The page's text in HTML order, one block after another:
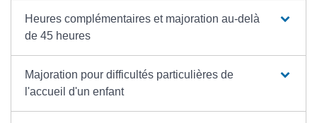
Heures complémentaires et majoration au-delà
de 45 heures
Majoration pour difficultés particulières de
l'accueil d'un enfant